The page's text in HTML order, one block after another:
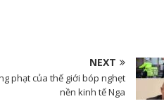
NEXT
phạt của thế giới bóp nghẹt
nền kinh tế Nga